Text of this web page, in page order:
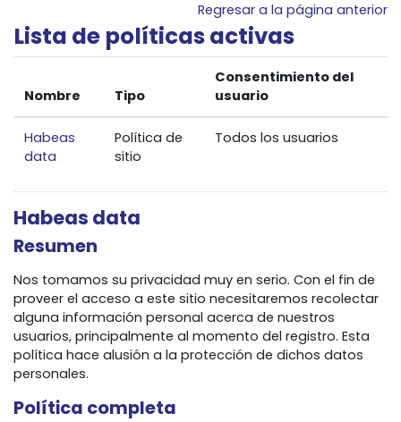
Regresar a la página anterior
Lista de políticas activas
Nombre Tipo
Consentimiento del
usuario
Habeas
data
Política de
sitio
Todos los usuarios
Habeas data
Resumen
Nos tomamos su privacidad muy en serio. Con el fin de
proveer el acceso a este sitio necesitaremos recolectar
alguna información personal acerca de nuestros
usuarios, principalmente al momento del registro. Esta
política hace alusión a la protección de dichos datos
personales.
Política completa